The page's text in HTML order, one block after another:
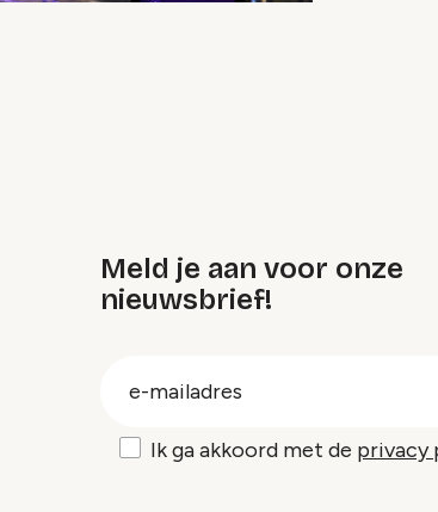
Meld je aan voor onze
nieuwsbrief!
Ik ga akkoord met de privacy